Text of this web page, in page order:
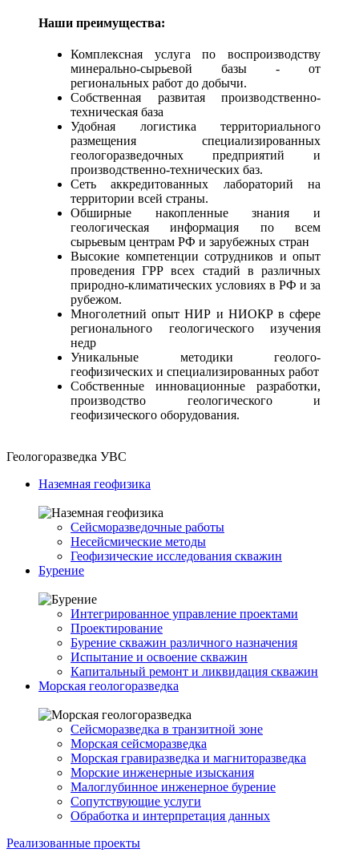
Наши преимущества:
Комплексная услуга по воспроизводству
минерально-сырьевой базы - от
региональных работ до добычи.
Собственная развитая производственно-
техническая база
Удобная логистика территориального
размещения специализированных
геологоразведочных предприятий и
производственно-технических баз.
Сеть аккредитованных лабораторий на
территории всей страны.
Обширные накопленные знания и
геологическая информация по всем
сырьевым центрам РФ и зарубежных стран
Высокие компетенции сотрудников и опыт
проведения ГРР всех стадий в различных
природно-климатических условиях в РФ и за
рубежом.
Многолетний опыт НИР и НИОКР в сфере
регионального геологического изучения
недр
Уникальные методики геолого-
геофизических и специализированных работ
Собственные инновационные разработки,
производство геологического и
геофизического оборудования.
Геологоразведка УВС
Наземная геофизика
Сейсморазведочные работы
Несейсмические методы
Геофизические исследования скважин
Бурение
Интегрированное управление проектами
Проектирование
Бурение скважин различного назначения
Испытание и освоение скважин
Капитальный ремонт и ликвидация скважин
Морская геологоразведка
Сейсморазведка в транзитной зоне
Морская сейсморазведка
Морская гравиразведка и магниторазведка
Морские инженерные изыскания
Малоглубинное инженерное бурение
Сопутствующие услуги
Обработка и интерпретация данных
Реализованные проекты